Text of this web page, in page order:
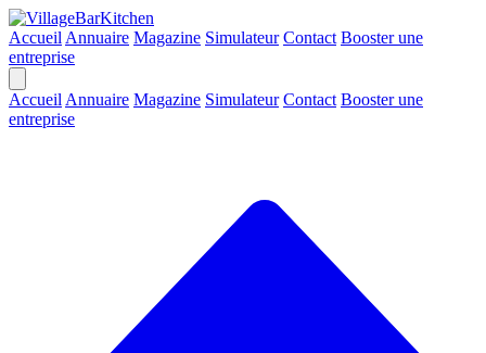
Accueil Annuaire Magazine Simulateur Contact Booster une
entreprise
Accueil Annuaire Magazine Simulateur Contact Booster une
entreprise